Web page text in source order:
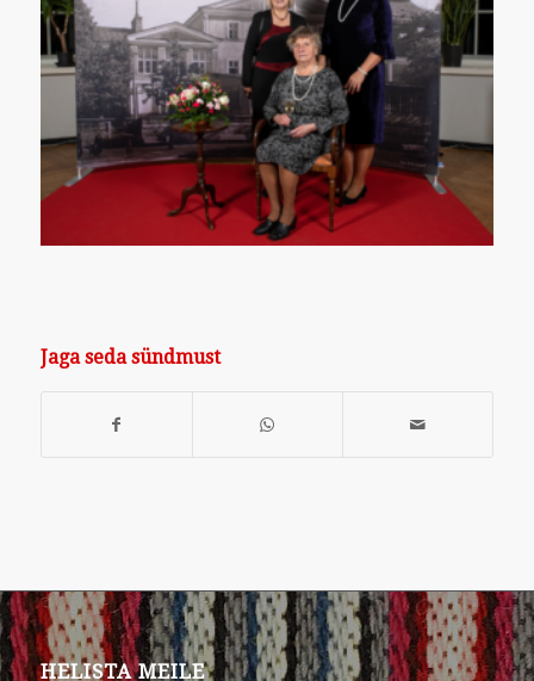
Jaga seda sündmust
HELISTA MEILE